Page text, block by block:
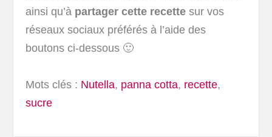
ainsi qu’à partager cette recette sur vos
réseaux sociaux préférés à l’aide des
boutons ci-dessous 🙂
Mots clés : Nutella, panna cotta, recette,
sucre